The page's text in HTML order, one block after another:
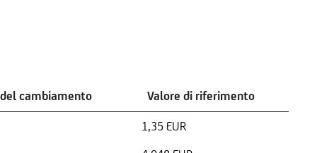
cambiamento Valore di riferimento
1,35 EUR